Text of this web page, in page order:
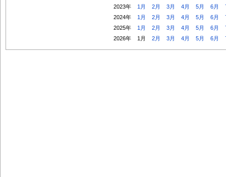
2023年
1月 2月 3月 4月 5月 6月
2024年
1月 2月 3月 4月 5月 6月
2025年
1月 2月 3月 4月 5月 6月
2026年
1月 2月 3月 4月 5月 6月